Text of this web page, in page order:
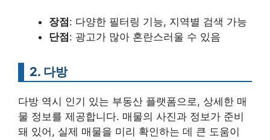
장점 : 다양한 필터링 기능, 지역별 검색 가능
단점 : 광고가 많아 혼란스러울 수 있음
2. 다방
다방 역시 인기 있는 부동산 플랫폼으로, 상세한 매
물 정보를 제공합니다. 매물의 사진과 정보가 준비
돼 있어, 실제 매물을 미리 확인하는 데 큰 도움이